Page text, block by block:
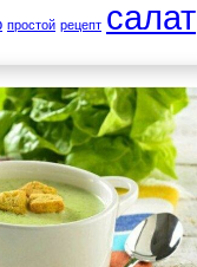
простой рецепт салат